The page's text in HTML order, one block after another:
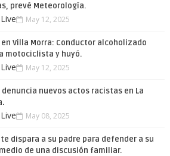
prevé Meteorología.
May 12, 2025
Villa Morra: Conductor alcoholizado
motociclista y huyó.
May 12, 2025
nuevos actos racistas en La
May 08, 2025
dispara a su padre para defender a su
de una discusión familiar.